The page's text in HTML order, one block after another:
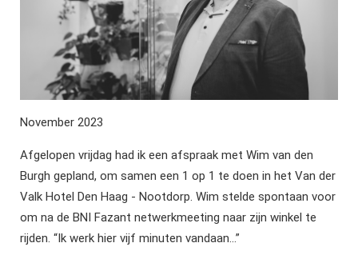
November 2023
Afgelopen vrijdag had ik een afspraak met Wim van den
Burgh gepland, om samen een 1 op 1 te doen in het Van der
Valk Hotel Den Haag - Nootdorp. Wim stelde spontaan voor
om na de BNI Fazant netwerkmeeting naar zijn winkel te
rijden. “Ik werk hier vijf minuten vandaan…”